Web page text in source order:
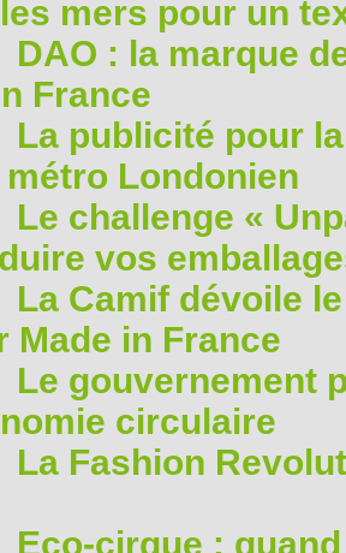
mers pour un
DAO : la marque
France
La publicité pour
Londonien
Le challenge «
vos
La Camif dévoile
Made in France
Le gouvernement
circulaire
La Fashion
Eco-cirque :